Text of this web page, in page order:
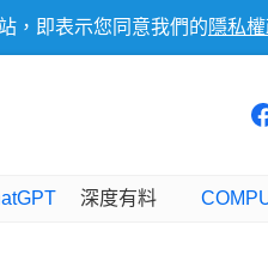
，即表示您同意我們的 隱私
深度有料